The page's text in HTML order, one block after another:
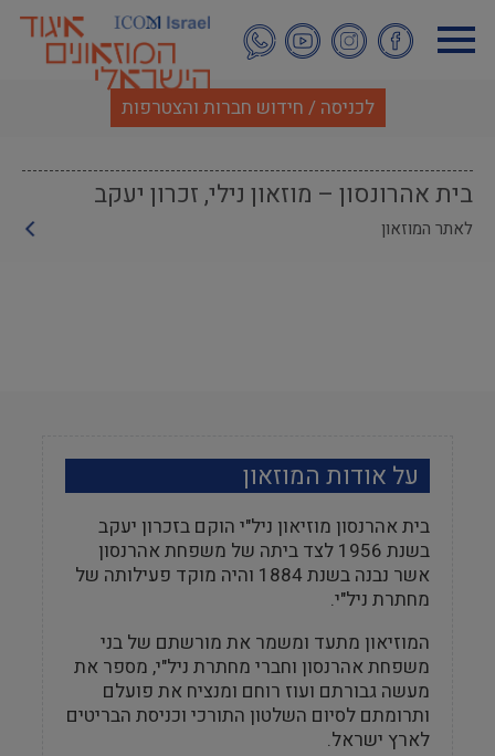
לתוכן
העיקרי
לכניסה / חידוש חברות והצטרפות
בית אהרונסון – מוזאון נילי, זכרון יעקב
לאתר המוזאון
על אודות המוזאון
בית אהרנסון מוזיאון ניל"י הוקם בזכרון יעקב
בשנת 1956 לצד ביתה של משפחת אהרנסון
אשר נבנה בשנת 1884 והיה מוקד פעילותה של
מחתרת ניל"י.
המוזיאון מתעד ומשמר את מורשתם של בני
משפחת אהרנסון וחברי מחתרת ניל"י, מספר את
מעשה גבורתם ועוז רוחם ומנציח את פועלם
ותרומתם לסיום השלטון התורכי וכניסת הבריטים
לארץ ישראל.